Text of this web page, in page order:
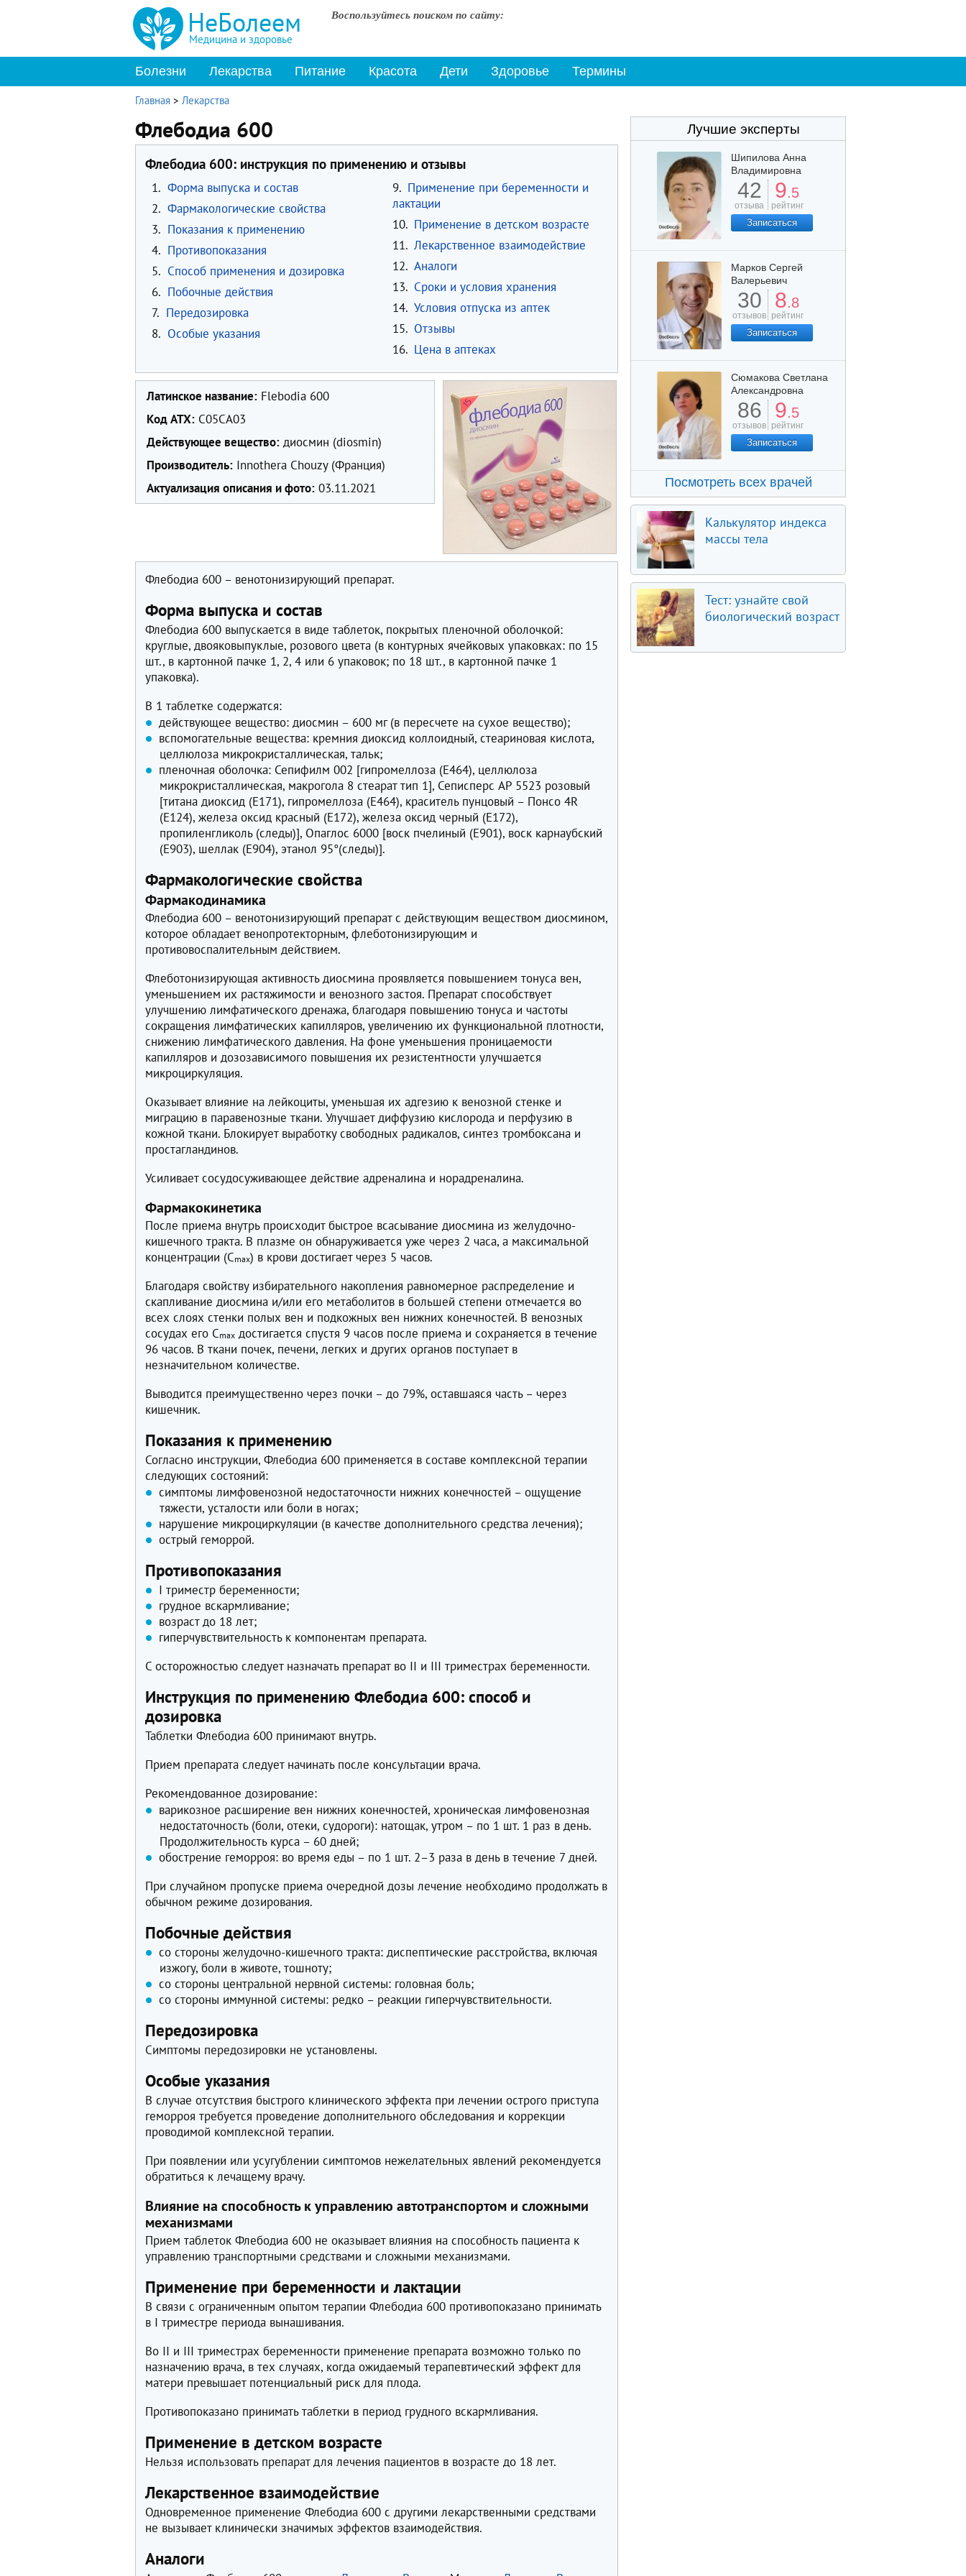
НеБолеем
Медицина и здоровье
Воспользуйтесь поиском по сайту:
Болезни Лекарства Питание Красота Дети Здоровье Термины
Главная > Лекарства
Флебодиа 600
Флебодиа 600: инструкция по применению и отзывы
1. Форма выпуска и состав
2. Фармакологические свойства
3. Показания к применению
4. Противопоказания
5. Способ применения и дозировка
6. Побочные действия
7. Передозировка
8. Особые указания
9. Применение при беременности и
лактации
10. Применение в детском возрасте
11. Лекарственное взаимодействие
12. Аналоги
13. Сроки и условия хранения
14. Условия отпуска из аптек
15. Отзывы
16. Цена в аптеках
Латинское название: Flebodia 600
Код ATX: С05СА03
Действующее вещество: диосмин (diosmin)
Производитель: Innothera Chouzy (Франция)
Актуализация описания и фото: 03.11.2021
Флебодиа 600 – венотонизирующий препарат.
Форма выпуска и состав
Флебодиа 600 выпускается в виде таблеток, покрытых пленочной оболочкой:
круглые, двояковыпуклые, розового цвета (в контурных ячейковых упаковках: по 15
шт., в картонной пачке 1, 2, 4 или 6 упаковок; по 18 шт., в картонной пачке 1
упаковка).
В 1 таблетке содержатся:
действующее вещество: диосмин – 600 мг (в пересчете на сухое вещество);
вспомогательные вещества: кремния диоксид коллоидный, стеариновая кислота,
целлюлоза микрокристаллическая, тальк;
пленочная оболочка: Сепифилм 002 [гипромеллоза (Е464), целлюлоза
микрокристаллическая, макрогола 8 стеарат тип 1], Сеписперс AP 5523 розовый
[титана диоксид (Е171), гипромеллоза (Е464), краситель пунцовый – Понсо 4R
(Е124), железа оксид красный (Е172), железа оксид черный (Е172),
пропиленгликоль (следы)], Опаглос 6000 [воск пчелиный (Е901), воск карнаубский
(Е903), шеллак (Е904), этанол 95°(следы)].
Фармакологические свойства
Фармакодинамика
Флебодиа 600 – венотонизирующий препарат с действующим веществом диосмином,
которое обладает венопротекторным, флеботонизирующим и
противовоспалительным действием.
Флеботонизирующая активность диосмина проявляется повышением тонуса вен,
уменьшением их растяжимости и венозного застоя. Препарат способствует
улучшению лимфатического дренажа, благодаря повышению тонуса и частоты
сокращения лимфатических капилляров, увеличению их функциональной плотности,
снижению лимфатического давления. На фоне уменьшения проницаемости
капилляров и дозозависимого повышения их резистентности улучшается
микроциркуляция.
Оказывает влияние на лейкоциты, уменьшая их адгезию к венозной стенке и
миграцию в паравенозные ткани. Улучшает диффузию кислорода и перфузию в
кожной ткани. Блокирует выработку свободных радикалов, синтез тромбоксана и
простагландинов.
Усиливает сосудосуживающее действие адреналина и норадреналина.
Фармакокинетика
После приема внутрь происходит быстрое всасывание диосмина из желудочно-
кишечного тракта. В плазме он обнаруживается уже через 2 часа, а максимальной
концентрации (Cmax) в крови достигает через 5 часов.
Благодаря свойству избирательного накопления равномерное распределение и
скапливание диосмина и/или его метаболитов в большей степени отмечается во
всех слоях стенки полых вен и подкожных вен нижних конечностей. В венозных
сосудах его Cmax достигается спустя 9 часов после приема и сохраняется в течение
96 часов. В ткани почек, печени, легких и других органов поступает в
незначительном количестве.
Выводится преимущественно через почки – до 79%, оставшаяся часть – через
кишечник.
Показания к применению
Согласно инструкции, Флебодиа 600 применяется в составе комплексной терапии
следующих состояний:
симптомы лимфовенозной недостаточности нижних конечностей – ощущение
тяжести, усталости или боли в ногах;
нарушение микроциркуляции (в качестве дополнительного средства лечения);
острый геморрой.
Противопоказания
I триместр беременности;
грудное вскармливание;
возраст до 18 лет;
гиперчувствительность к компонентам препарата.
С осторожностью следует назначать препарат во II и III триместрах беременности.
Инструкция по применению Флебодиа 600: способ и
дозировка
Таблетки Флебодиа 600 принимают внутрь.
Прием препарата следует начинать после консультации врача.
Рекомендованное дозирование:
варикозное расширение вен нижних конечностей, хроническая лимфовенозная
недостаточность (боли, отеки, судороги): натощак, утром – по 1 шт. 1 раз в день.
Продолжительность курса – 60 дней;
обострение геморроя: во время еды – по 1 шт. 2–3 раза в день в течение 7 дней.
При случайном пропуске приема очередной дозы лечение необходимо продолжать в
обычном режиме дозирования.
Побочные действия
со стороны желудочно-кишечного тракта: диспептические расстройства, включая
изжогу, боли в животе, тошноту;
со стороны центральной нервной системы: головная боль;
со стороны иммунной системы: редко – реакции гиперчувствительности.
Передозировка
Симптомы передозировки не установлены.
Особые указания
В случае отсутствия быстрого клинического эффекта при лечении острого приступа
геморроя требуется проведение дополнительного обследования и коррекции
проводимой комплексной терапии.
При появлении или усугублении симптомов нежелательных явлений рекомендуется
обратиться к лечащему врачу.
Влияние на способность к управлению автотранспортом и сложными
механизмами
Прием таблеток Флебодиа 600 не оказывает влияния на способность пациента к
управлению транспортными средствами и сложными механизмами.
Применение при беременности и лактации
В связи с ограниченным опытом терапии Флебодиа 600 противопоказано принимать
в I триместре периода вынашивания.
Во II и III триместрах беременности применение препарата возможно только по
назначению врача, в тех случаях, когда ожидаемый терапевтический эффект для
матери превышает потенциальный риск для плода.
Противопоказано принимать таблетки в период грудного вскармливания.
Применение в детском возрасте
Нельзя использовать препарат для лечения пациентов в возрасте до 18 лет.
Лекарственное взаимодействие
Одновременное применение Флебодиа 600 с другими лекарственными средствами
не вызывает клинически значимых эффектов взаимодействия.
Аналоги
Лучшие эксперты
Шипилова Анна
Владимировна
42
отзыва
9.5
рейтинг
Записаться
Марков Сергей
Валерьевич
30
отзывов
8.8
рейтинг
Записаться
Сюмакова Светлана
Александровна
86
отзывов
9.5
рейтинг
Записаться
Посмотреть всех врачей
Калькулятор индекса
массы тела
Тест: узнайте свой
биологический возраст